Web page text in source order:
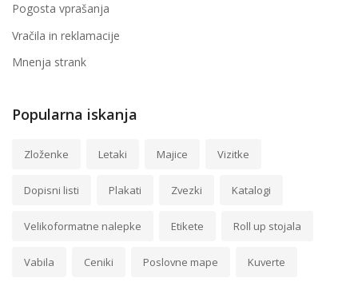
Pogosta vprašanja
Vračila in reklamacije
Mnenja strank
Popularna iskanja
Zloženke Letaki Majice Vizitke
Dopisni listi Plakati Zvezki Katalogi
Velikoformatne nalepke Etikete Roll up stojala
Vabila Ceniki Poslovne mape Kuverte